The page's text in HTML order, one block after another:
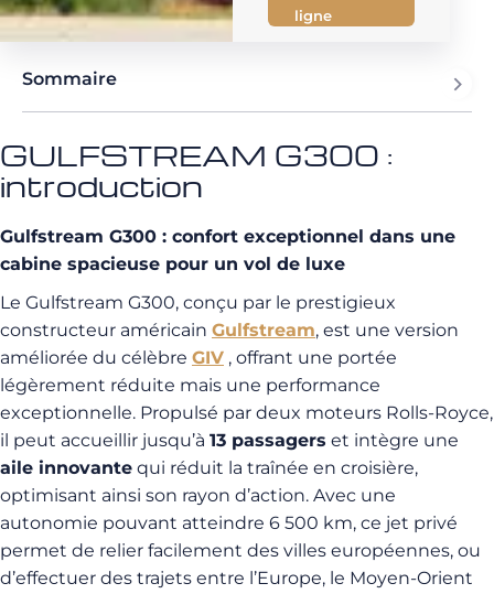
ligne
Sommaire
GULFSTREAM G300 :
introduction
Gulfstream G300 : confort exceptionnel dans une
cabine spacieuse pour un vol de luxe
Le Gulfstream G300, conçu par le prestigieux
constructeur américain Gulfstream, est une version
améliorée du célèbre GIV , offrant une portée
légèrement réduite mais une performance
exceptionnelle. Propulsé par deux moteurs Rolls-Royce,
il peut accueillir jusqu’à 13 passagers et intègre une
aile innovante qui réduit la traînée en croisière,
optimisant ainsi son rayon d’action. Avec une
autonomie pouvant atteindre 6 500 km, ce jet privé
permet de relier facilement des villes européennes, ou
d’effectuer des trajets entre l’Europe, le Moyen-Orient